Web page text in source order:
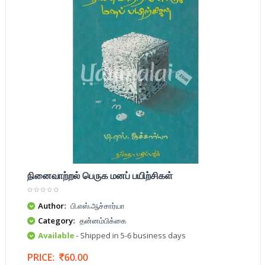
நினைவாற்றல் பெருக மனப் பயிற்சிகள்
Author: பி.எஸ்.ஆச்சார்யா
Category: தன்னம்பிக்கை
Available- Shipped in 5-6 business days
PRICE: 60.00